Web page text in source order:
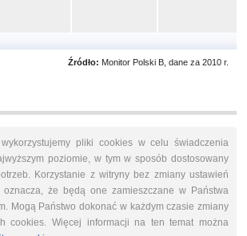
Źródło: Monitor Polski B, dane za 2010 r.
pliki cookies w celu świadczenia
poziomie, w tym w sposób dostosowany
Korzystanie z witryny bez zmiany ustawień
oznacza, że będą one zamieszczane w Państwa
Mogą Państwo dokonać w każdym czasie zmiany
cookies. Więcej informacji na ten temat można